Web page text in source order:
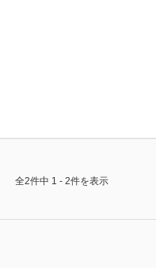
全2件中 1 - 2件を表示